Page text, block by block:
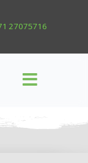
27075716